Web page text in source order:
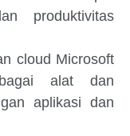
produktivitas
cloud Microsoft
alat dan
aplikasi dan